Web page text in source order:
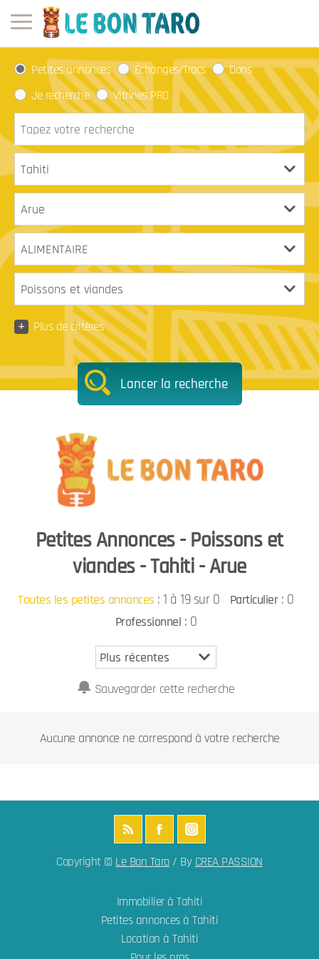
Petites annonces Échanges/Trocs
Dons
Je recherche
Vitrines PRO
+ Plus de critères
Lancer la recherche
Petites Annonces - Poissons et
viandes - Tahiti - Arue
Toutes les petites annonces :1 à 19 sur 0 Particulier: 0
Professionnel : 0
Sauvegarder cette recherche
Aucune annonce ne correspond à votre recherche
Copyright ©Le Bon Taro/ ByCREA PASSION
Immobilier à Tahiti
Petites annonces à Tahiti
Location à Tahiti